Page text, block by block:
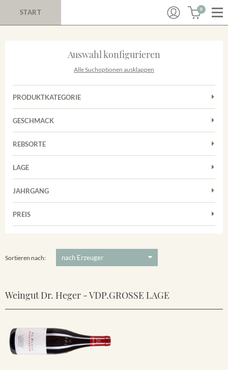
START 0
Auswahl konfigurieren
Alle Suchoptionen ausklappen
PRODUKTKATEGORIE
Cuvées
Rotwein
GESCHMACK
Trocken
REBSORTE
Chardonnay
Grauburgunder
Riesling
LAGE
Achkarrer Schlossberg
Vorderer Winklerberg
Winklerberg Hinter Winklen
JAHRGANG
PREIS
Sortieren nach:
Weingut Dr. Heger - VDP.GROSSE LAGE